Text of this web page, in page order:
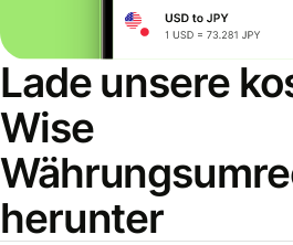
Lade unsere
Wise
herunter